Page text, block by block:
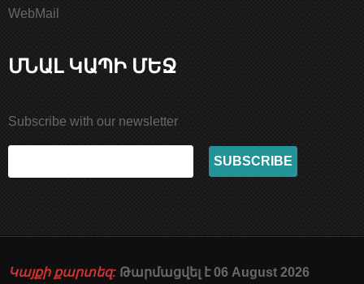
WebMail
ՄՆԱԼ ԿԱՊԻ ՄԵՋ
Subscribe with our newsletter
Կայքի քարտեզ: Թարմացվել է 06 August 2026